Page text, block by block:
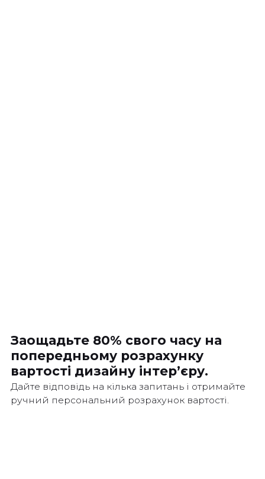
Заощадьте 80% свого часу на
попередньому розрахунку
вартості дизайну інтер’єру.
Дайте відповідь на кілька запитань і отримайте
ручний персональний розрахунок вартості.